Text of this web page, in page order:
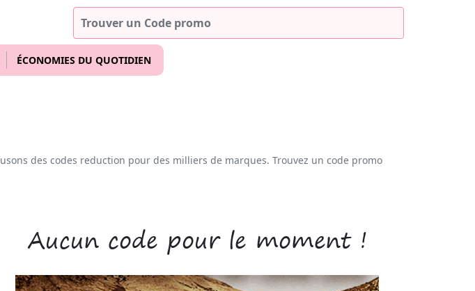
ÉCONOMIES DU QUOTIDIEN
des codes reduction pour des milliers de marques. Trouvez un code promo
Aucun code pour le moment !